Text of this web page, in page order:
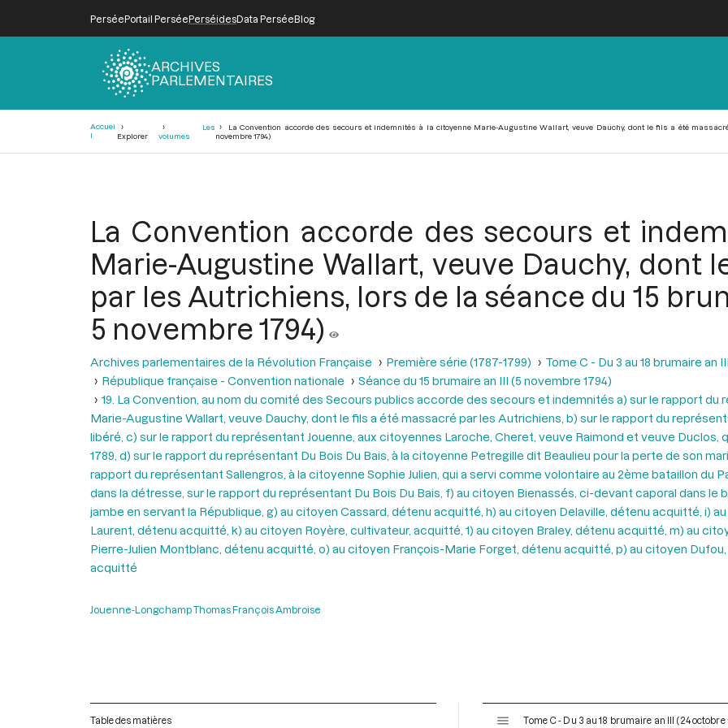
PerséePortail PerséePerséidesData PerséeBlog
ARCHIVES
PARLEMENTAIRES
Accuei
l
Explorer
Les
volumes
La Convention accorde des secours et indemnités à la citoyenne Marie-Augustine Wallart, veuve Dauchy, dont le fils a été
novembre 1794)
La Convention accorde des secours et
Marie-Augustine Wallart, veuve Dauchy, dont
par les Autrichiens, lors de la séance du 15
5 novembre 1794)
Archives parlementaires de la Révolution Française Première série (1787-1799)
Tome C - Du 3 au 18 brumaire an
République française - Convention nationale
Séance du 15 brumaire an III (5 novembre 1794)
19. La Convention, au nom du comité des Secours publics accorde des secours et indemnités a) sur le rapport
Marie-Augustine Wallart, veuve Dauchy, dont le fils a été massacré par les Autrichiens, b) sur le rapport du
libéré, c) sur le rapport du représentant Jouenne, aux citoyennes Laroche, Cheret, veuve Raimond et veuve
1789, d) sur le rapport du représentant Du Bois Du Bais, à la citoyenne Petregille dit Beaulieu pour la perte de son
rapport du représentant Sallengros, à la citoyenne Sophie Julien, qui a servi comme volontaire au 2ème bataillon du
dans la détresse, sur le rapport du représentant Du Bois Du Bais, f) au citoyen Bienassés, ci-devant caporal dans le
jambe en servant la République, g) au citoyen Cassard, détenu acquitté, h) au citoyen Delaville, détenu acquitté, i)
Laurent, détenu acquitté, k) au citoyen Royère, cultivateur, acquitté, 1) au citoyen Braley, détenu acquitté, m) au
Pierre-Julien Montblanc, détenu acquitté, o) au citoyen François-Marie Forget, détenu acquitté, p) au citoyen
acquitté
Jouenne-Longchamp Thomas François Ambroise
Table des matières Tome C - Du 3 au 18 brumaire an III (24 octobre